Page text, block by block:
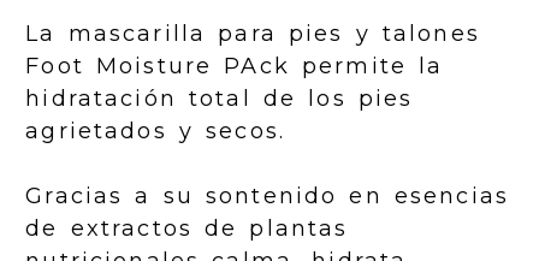
La mascarilla para pies y talones
Foot Moisture PAck permite la
hidratación total de los pies
agrietados y secos.
Gracias a su sontenido en esencias
de extractos de plantas